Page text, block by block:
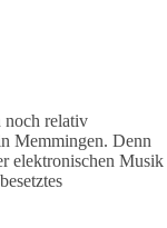
noch relativ
Memmingen. Denn
elektronischen Musik